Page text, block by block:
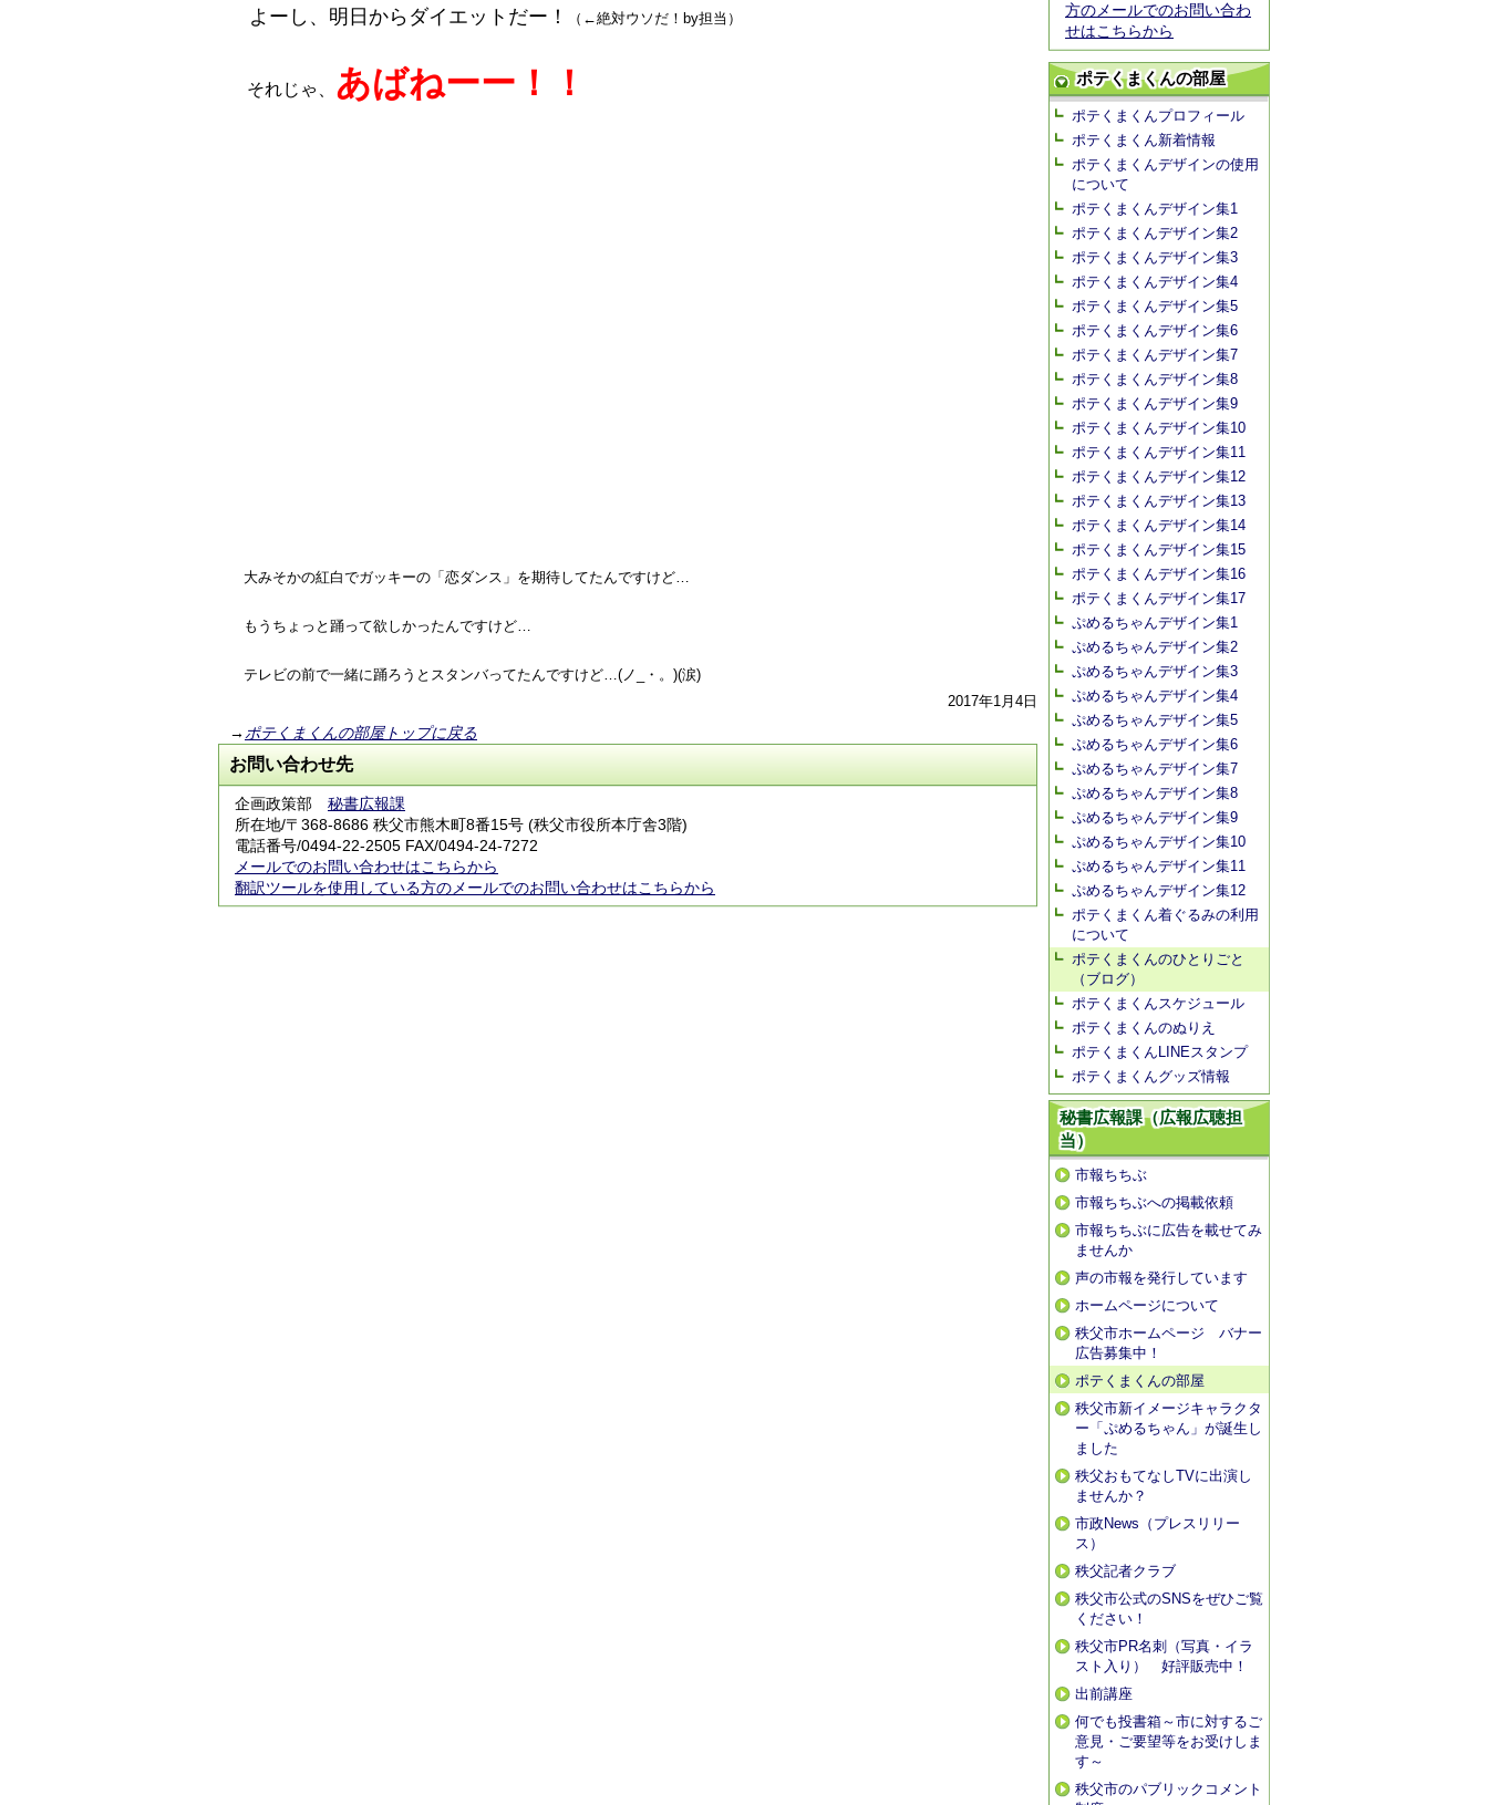
よーし、明日からダイエットだー！ （←絶対ウソだ！by担当）
それじゃ、 あばねーー！！
大みそかの紅白でガッキーの「恋ダンス」を期待してたんですけど…
もうちょっと踊って欲しかったんですけど…
テレビの前で一緒に踊ろうとスタンバってたんですけど…(ノ_・。)(涙)
2017年1月4日
→ ポテくまくんの部屋トップに戻る
お問い合わせ先
企画政策部 秘書広報課
所在地/〒368-8686 秩父市熊木町8番15号 (秩父市役所本庁舎3階)
電話番号/0494-22-2505 FAX/0494-24-7272
メールでのお問い合わせはこちらから
翻訳ツールを使用している方のメールでのお問い合わせはこちらから
方のメールでのお問い合わ
せはこちらから
ポテくまくんの部屋
ポテくまくんプロフィール
ポテくまくん新着情報
ポテくまくんデザインの使用
について
ポテくまくんデザイン集1
ポテくまくんデザイン集2
ポテくまくんデザイン集3
ポテくまくんデザイン集4
ポテくまくんデザイン集5
ポテくまくんデザイン集6
ポテくまくんデザイン集7
ポテくまくんデザイン集8
ポテくまくんデザイン集9
ポテくまくんデザイン集10
ポテくまくんデザイン集11
ポテくまくんデザイン集12
ポテくまくんデザイン集13
ポテくまくんデザイン集14
ポテくまくんデザイン集15
ポテくまくんデザイン集16
ポテくまくんデザイン集17
ぷめるちゃんデザイン集1
ぷめるちゃんデザイン集2
ぷめるちゃんデザイン集3
ぷめるちゃんデザイン集4
ぷめるちゃんデザイン集5
ぷめるちゃんデザイン集6
ぷめるちゃんデザイン集7
ぷめるちゃんデザイン集8
ぷめるちゃんデザイン集9
ぷめるちゃんデザイン集10
ぷめるちゃんデザイン集11
ぷめるちゃんデザイン集12
ポテくまくん着ぐるみの利用
について
ポテくまくんのひとりごと
（ブログ）
ポテくまくんスケジュール
ポテくまくんのぬりえ
ポテくまくんLINEスタンプ
ポテくまくんグッズ情報
秘書広報課（広報広聴担
当）
市報ちちぶ
市報ちちぶへの掲載依頼
市報ちちぶに広告を載せてみ
ませんか
声の市報を発行しています
ホームページについて
秩父市ホームページ バナー
広告募集中！
ポテくまくんの部屋
秩父市新イメージキャラクタ
ー「ぷめるちゃん」が誕生し
ました
秩父おもてなしTVに出演し
ませんか？
市政News（プレスリリー
ス）
秩父記者クラブ
秩父市公式のSNSをぜひご覧
ください！
秩父市PR名刺（写真・イラ
スト入り） 好評販売中！
出前講座
何でも投書箱～市に対するご
意見・ご要望等をお受けしま
す～
秩父市のパブリックコメント